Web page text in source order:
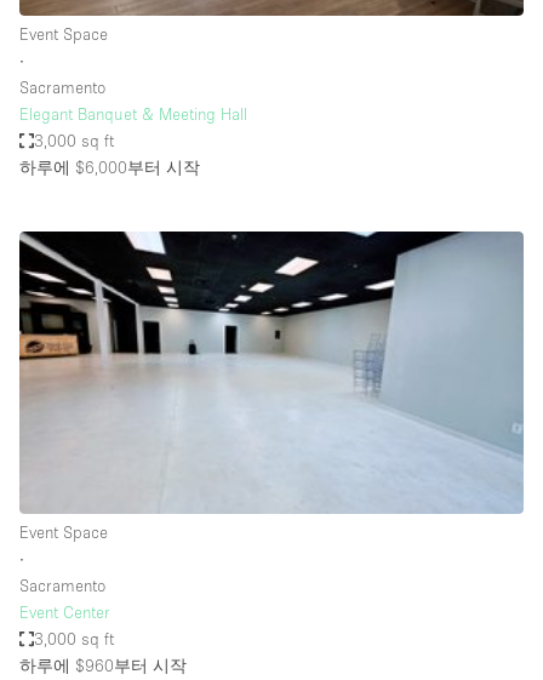
Hall
Mall Shop
Mansion / House
Meeting Space
Other
Photo / Filming Studio
Restaurant / Bar / Cafe
Rooftop
Stall / Market Stall
Unique Space
Warehouse
Event Space
∙
Sacramento
Elegant Banquet & Meeting Hall
3,000 sq ft
하루에 $6,000부터 시작
Event Space
∙
Sacramento
Event Center
3,000 sq ft
하루에 $960부터 시작